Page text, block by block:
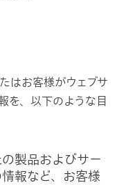
はお客様がウェブサ
を、以下のような目
製品およびサー
報など、お客様